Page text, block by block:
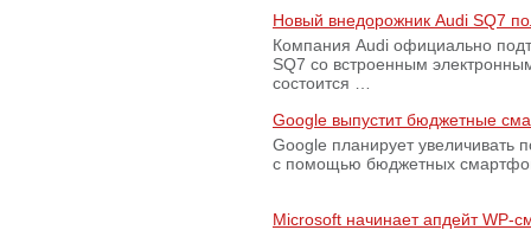
Новый внедорожник Audi SQ7
Компания Audi официально
SQ7 со встроенным
состоится …
Google выпустит бюджетные
Google планирует увеличивать
с помощью бюджетных
Microsoft начинает апдейт WP-